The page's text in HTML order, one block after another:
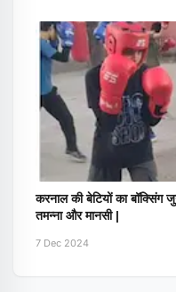
करनाल की बेटियों का
तमन्ना और मानसी |
7 Dec 2024